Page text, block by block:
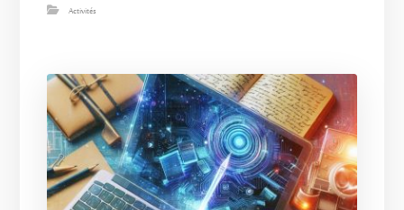
Activités